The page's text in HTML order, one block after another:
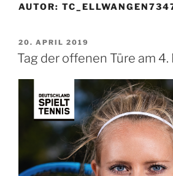
AUTOR:
VERÖFFENTLICHT
AM
20. APRIL 2019
Tag der offenen Türe am 4.